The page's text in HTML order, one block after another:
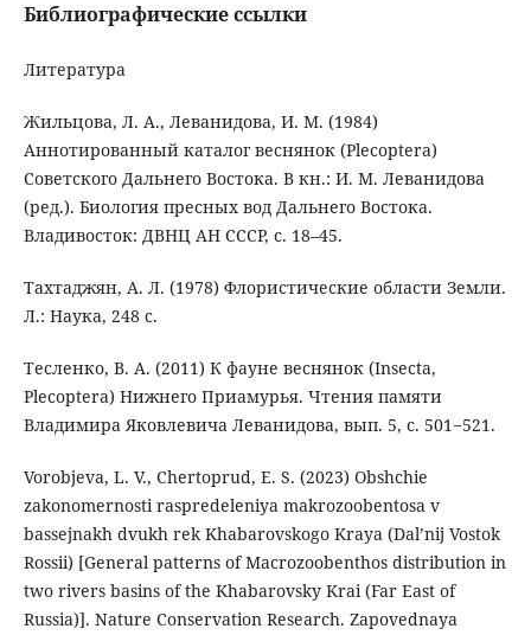
Библиографические ссылки
Литература
Жильцова, Л. А., Леванидова, И. М. (1984)
Аннотированный каталог веснянок (Plecoptera)
Советского Дальнего Востока. В кн.: И. М. Леванидова
(ред.). Биология пресных вод Дальнего Востока.
Владивосток: ДВНЦ АН СССР, c. 18–45.
Тахтаджян, А. Л. (1978) Флористические области Земли.
Л.: Наука, 248 с.
Тесленко, В. А. (2011) К фауне веснянок (Insecta,
Plecoptera) Нижнего Приамурья. Чтения памяти
Владимира Яковлевича Леванидова, вып. 5, с. 501−521.
Vorobjeva, L. V., Chertoprud, E. S. (2023) Obshchie
zakonomernosti raspredeleniya makrozoobentosa v
bassejnakh dvukh rek Khabarovskogo Kraya (Dal’nij Vostok
Rossii) [General patterns of Macrozoobenthos distribution in
two rivers basins of the Khabarovsky Krai (Far East of
Russia)]. Nature Conservation Research. Zapovednaya